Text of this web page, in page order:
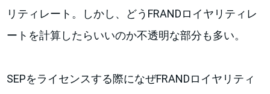
リティレート。しかし、どうFRANDロイヤリティレ
ートを計算したらいいのか不透明な部分も多い。
SEPをライセンスする際になぜFRANDロイヤリティ